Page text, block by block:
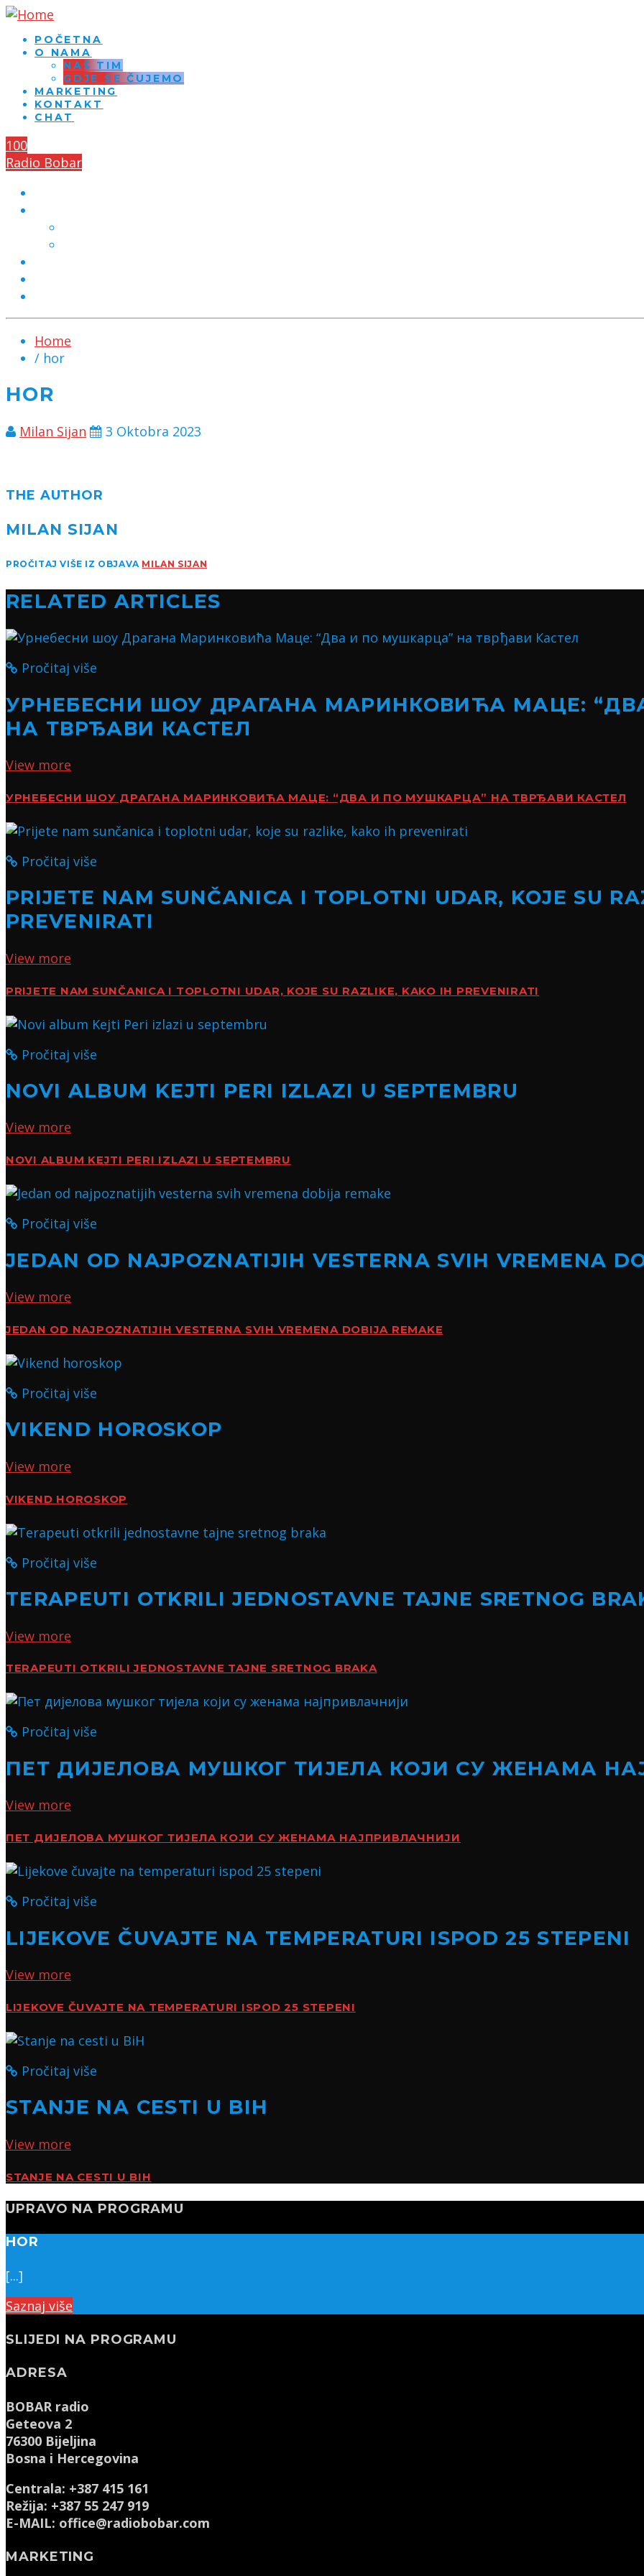
POČETNA
O NAMA
NAŠ TIM
GDJE SE ČUJEMO
MARKETING
KONTAKT
CHAT
100
Radio Bobar
Home
/ hor
HOR
Milan Sijan 3 Oktobra 2023
THE AUTHOR
MILAN SIJAN
PROČITAJ VIŠE IZ OBJAVA MILAN SIJAN
RELATED ARTICLES
Pročitaj više
УРНЕБЕСНИ ШОУ ДРАГАНА МАРИНКОВИЋА МАЦЕ:
НА ТВРЂАВИ КАСТЕЛ
View more
УРНЕБЕСНИ ШОУ ДРАГАНА МАРИНКОВИЋА МАЦЕ: “ДВА И ПО МУШКАРЦА” НА ТВРЂАВИ КАСТЕЛ
Pročitaj više
PRIJETE NAM SUNČANICA I TOPLOTNI UDAR, KOJE SU
PREVENIRATI
View more
PRIJETE NAM SUNČANICA I TOPLOTNI UDAR, KOJE SU RAZLIKE, KAKO IH PREVENIRATI
Pročitaj više
NOVI ALBUM KEJTI PERI IZLAZI U SEPTEMBRU
View more
NOVI ALBUM KEJTI PERI IZLAZI U SEPTEMBRU
Pročitaj više
JEDAN OD NAJPOZNATIJIH VESTERNA SVIH VREMENA
View more
JEDAN OD NAJPOZNATIJIH VESTERNA SVIH VREMENA DOBIJA REMAKE
Pročitaj više
VIKEND HOROSKOP
View more
VIKEND HOROSKOP
Pročitaj više
TERAPEUTI OTKRILI JEDNOSTAVNE TAJNE SRETNOG
View more
TERAPEUTI OTKRILI JEDNOSTAVNE TAJNE SRETNOG BRAKA
Pročitaj više
ПЕТ ДИЈЕЛОВА МУШКОГ ТИЈЕЛА КОЈИ СУ ЖЕНАМА
View more
ПЕТ ДИЈЕЛОВА МУШКОГ ТИЈЕЛА КОЈИ СУ ЖЕНАМА НАЈПРИВЛАЧНИЈИ
Pročitaj više
LIJEKOVE ČUVAJTE NA TEMPERATURI ISPOD 25 STEPENI
View more
LIJEKOVE ČUVAJTE NA TEMPERATURI ISPOD 25 STEPENI
Pročitaj više
STANJE NA CESTI U BIH
View more
STANJE NA CESTI U BIH
UPRAVO NA PROGRAMU
HOR
[...]
Saznaj više
SLIJEDI NA PROGRAMU
ADRESA
BOBAR radio
Geteova 2
76300 Bijeljina
Bosna i Hercegovina
Centrala: +387 415 161
Režija: +387 55 247 919
E-MAIL: office@radiobobar.com
MARKETING